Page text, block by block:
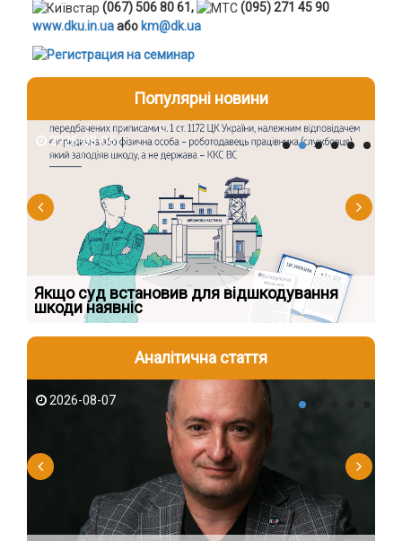
(067) 506 80 61,
(095) 271 45 90
www.dku.in.uaабо km@dk.ua
Популярні новини
2026-08-06
Якщо суд встановив для відшкодування
шкоди наявніс
Аналітична стаття
2026-08-07